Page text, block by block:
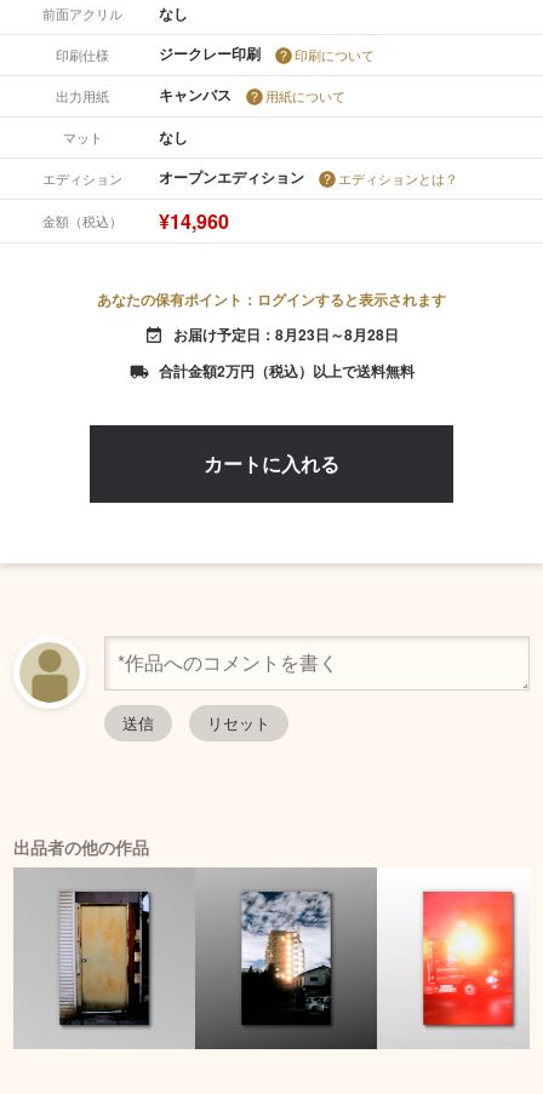
前面アクリル なし
印刷仕様 ジークレー印刷 印刷について
出力用紙 キャンバス 用紙について
マット なし
エディション オープンエディション エディションとは？
金額（税込） ¥14,960
あなたの保有ポイント：ログインすると表示されます
event_available お届け予定日：8月23日～8月28日
local_shipping 合計金額2万円（税込）以上で送料無料
出品者の他の作品